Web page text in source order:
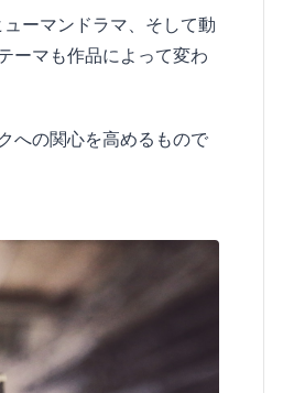
ーマンドラマ、そして動
ーマも作品によって変わ
への関心を高めるもので